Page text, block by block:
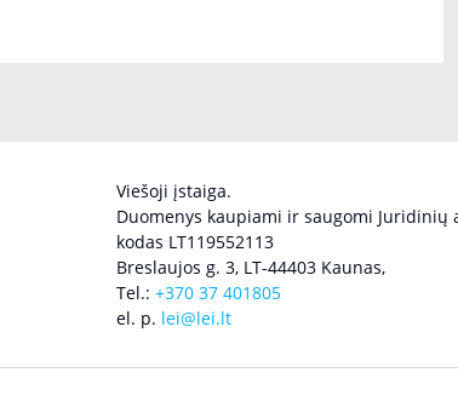
Viešoji įstaiga.
Duomenys kaupiami ir saugomi Juridinių
kodas LT119552113
Breslaujos g. 3, LT-44403 Kaunas,
Tel.: +370 37 401805
el. p. lei@lei.lt